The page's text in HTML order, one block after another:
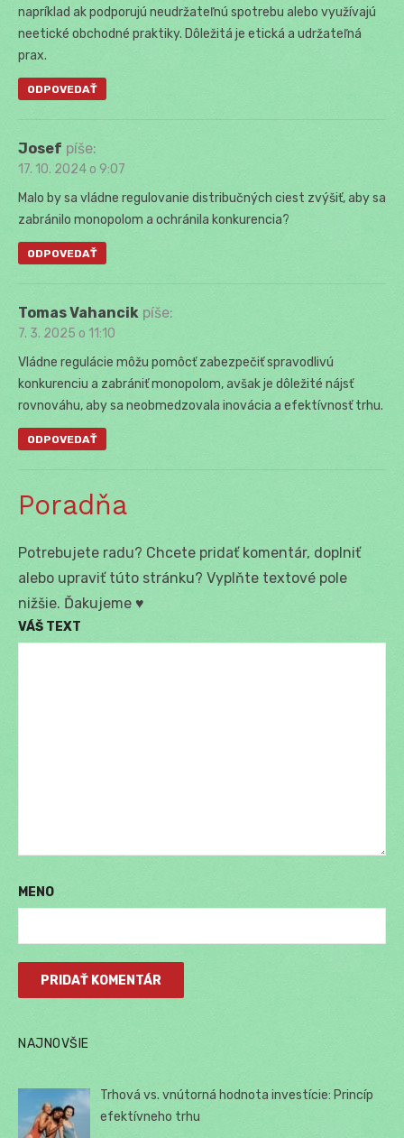
napríklad ak podporujú neudržateľnú spotrebu alebo využívajú
neetické obchodné praktiky. Dôležitá je etická a udržateľná
prax.
ODPOVEDAŤ
Josef píše:
17. 10. 2024 o 9:07
Malo by sa vládne regulovanie distribučných ciest zvýšiť, aby sa
zabránilo monopolom a ochránila konkurencia?
ODPOVEDAŤ
Tomas Vahancik píše:
7. 3. 2025 o 11:10
Vládne regulácie môžu pomôcť zabezpečiť spravodlivú
konkurenciu a zabrániť monopolom, avšak je dôležité nájsť
rovnováhu, aby sa neobmedzovala inovácia a efektívnosť trhu.
ODPOVEDAŤ
Poradňa
Potrebujete radu? Chcete pridať komentár, doplniť
alebo upraviť túto stránku? Vyplňte textové pole
nižšie. Ďakujeme ♥
VÁŠ TEXT
MENO
NAJNOVŠIE
Trhová vs. vnútorná hodnota investície: Princíp
efektívneho trhu